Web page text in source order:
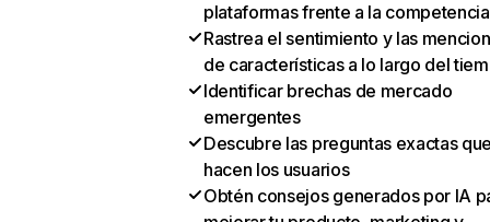
plataformas frente a la competencia
Rastrea el sentimiento y las
de características a lo largo del
Identificar brechas de mercado
emergentes
Descubre las preguntas exactas
hacen los usuarios
Obtén consejos generados por IA